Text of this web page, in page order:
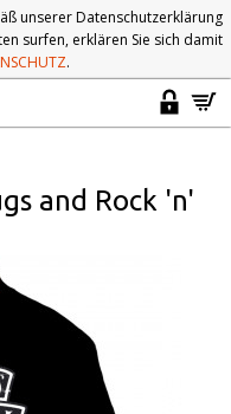
unserer Datenschutzerklärung
surfen, erklären Sie sich damit
.
and Rock 'n'